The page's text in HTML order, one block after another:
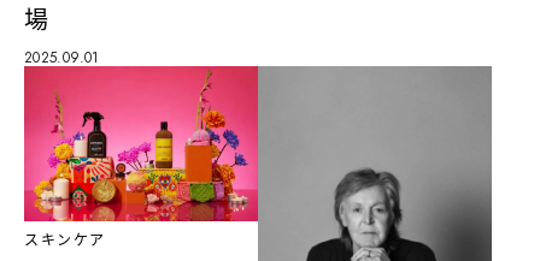
場
2025.09.01
スキンケア